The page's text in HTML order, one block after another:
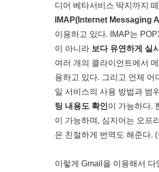
디어 베타서비스 딱지까지
IMAP(Internet Messaging
이용하고 있다. IMAP는
이 아니라 보다 유연하게 실
여러 개의 클라이언트에서
용하고 있다. 그리고 언제
일 서비스의 사용 방법과 범
팅 내용도 확인이 가능하다.
이 가능하며, 심지어는 오프
은 친절하게 번역도 해준다.
이렇게 Gmail을 이용해서